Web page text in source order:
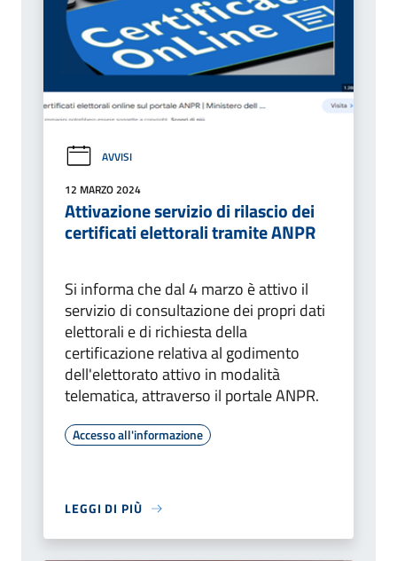
AVVISI
12 MARZO 2024
Attivazione servizio di rilascio dei
certificati elettorali tramite ANPR
Si informa che dal 4 marzo è attivo il
servizio di consultazione dei propri dati
elettorali e di richiesta della
certificazione relativa al godimento
dell'elettorato attivo in modalità
telematica, attraverso il portale ANPR.
Accesso all'informazione
LEGGI DI PIÙ